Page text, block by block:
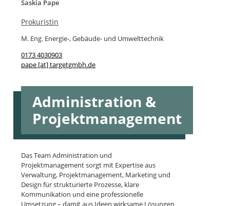
Saskia Pape
Prokuristin
M. Eng. Energie-, Gebäude- und Umwelttechnik
0173 4030903
pape [at] targetgmbh.de
Administration &
Projektmanagement
Das Team Administration und
Projektmanagement sorgt mit Expertise aus
Verwaltung, Projektmanagement, Marketing und
Design für strukturierte Prozesse, klare
Kommunikation und eine professionelle
Umsetzung – damit aus Ideen wirksame Lösungen